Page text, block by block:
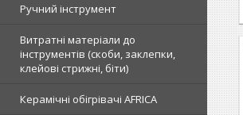
Ручний інструмент
Витратні матеріали до
інструментів (скоби, заклепки,
клейові стрижні, біти)
Керамічні обігрівачі AFRICA